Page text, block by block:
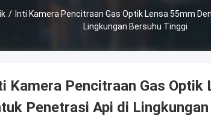
/ Inti Kamera Pencitraan Gas Optik Lensa 55mm
Lingkungan Bersuhu Tinggi
Kamera Pencitraan Gas
Penetrasi Api di